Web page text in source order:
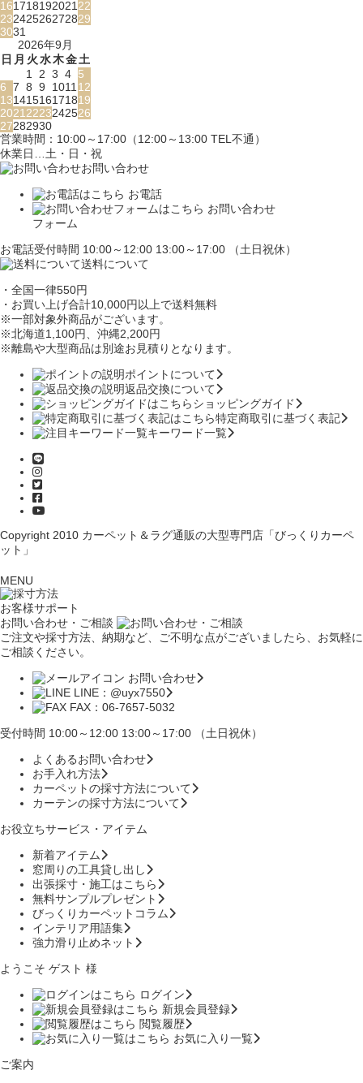
16171819202122
23242526272829
3031
2026年9月
日 月 火水木金土
1 2 3 4 5
6 7 8 9 101112
13141516171819
20212223242526
27282930
営業時間：10:00～17:00（12:00～13:00 TEL不通）
休業日…土・日・祝
お問い合わせ
お電話
お問い合わせ
フォーム
お電話受付時間 10:00～12:00 13:00～17:00 （土日祝休）
送料について
・全国一律550円
・お買い上げ合計10,000円 以上で送料無料
※一部対象外商品がございます。
※北海道1,100円、沖縄2,200円
※離島や大型商品は別途お見積りとなります。
ポイントについて
返品交換について
ショッピングガイド
特定商取引に基づく表記
キーワード一覧
Copyright 2010 カーペット＆ラグ通販の大型専門店「びっくりカーペ
ット」
MENU
お客様サポート
お問い合わせ・ご相談
ご注文や採寸方法、納期など、ご不明な点がございましたら、お気軽に
ご相談ください。
お問い合わせ
LINE：@uyx7550
FAX：06-7657-5032
受付時間 10:00～12:00 13:00～17:00 （土日祝休）
よくあるお問い合わせ
お手入れ方法
カーペットの採寸方法について
カーテンの採寸方法について
お役立ちサービス・アイテム
新着アイテム
窓周りの工具貸し出し
出張採寸・施工はこちら
無料サンプルプレゼント
びっくりカーペットコラム
インテリア用語集
強力滑り止めネット
ようこそ ゲスト 様
ログイン
新規会員登録
閲覧履歴
お気に入り一覧
ご案内